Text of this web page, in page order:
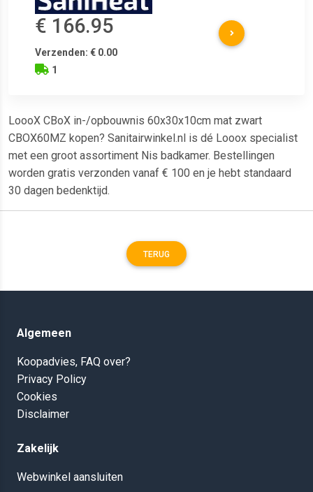
€ 166.95
Verzenden: € 0.00
1
LoooX CBoX in-/opbouwnis 60x30x10cm mat zwart
CBOX60MZ kopen? Sanitairwinkel.nl is dé Looox specialist
met een groot assortiment Nis badkamer. Bestellingen
worden gratis verzonden vanaf € 100 en je hebt standaard
30 dagen bedenktijd.
TERUG
Algemeen
Koopadvies, FAQ over?
Privacy Policy
Cookies
Disclaimer
Zakelijk
Webwinkel aansluiten